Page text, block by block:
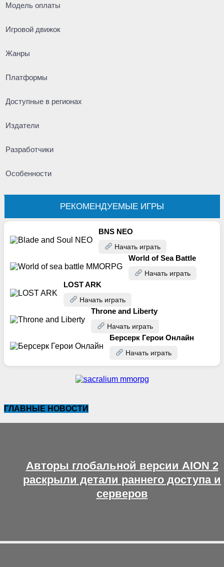
Модель оплаты
Игровой движок
Жанры
Платформы
Доступные в регионах
Издатели
Разработчики
Особенности
РЕКОМЕНДУЕМЫЕ ИГРЫ
BNS NEO
Начать играть
World of Sea Battle
Начать играть
LOST ARK
Начать играть
Throne and Liberty
Начать играть
Берсерк Герои Онлайн
Начать играть
ГЛАВНЫЕ НОВОСТИ
Авторы глобальной версии AION 2
раскрыли детали раннего доступа и
серверов